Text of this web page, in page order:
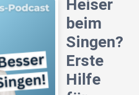
Heiser
beim
Singen?
Erste
Hilfe